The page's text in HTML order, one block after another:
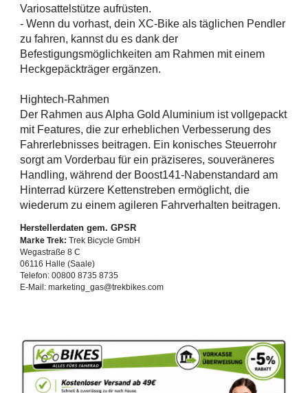
Variosattelstütze aufrüsten.
- Wenn du vorhast, dein XC-Bike als täglichen Pendler
zu fahren, kannst du es dank der
Befestigungsmöglichkeiten am Rahmen mit einem
Heckgepäckträger ergänzen.
Hightech-Rahmen
Der Rahmen aus Alpha Gold Aluminium ist vollgepackt
mit Features, die zur erheblichen Verbesserung des
Fahrerlebnisses beitragen. Ein konisches Steuerrohr
sorgt am Vorderbau für ein präziseres, souveräneres
Handling, während der Boost141-Nabenstandard am
Hinterrad kürzere Kettenstreben ermöglicht, die
wiederum zu einem agileren Fahrverhalten beitragen.
Herstellerdaten gem. GPSR
Marke Trek: Trek Bicycle GmbH
Wegastraße 8 C
06116 Halle (Saale)
Telefon: 00800 8735 8735
E-Mail: marketing_gas@trekbikes.com